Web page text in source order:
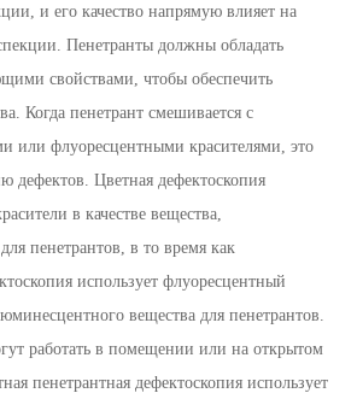
и его качество напрямую влияет на
Пенетранты должны обладать
свойствами, чтобы обеспечить
Когда пенетрант смешивается с
или флуоресцентными красителями, это
дефектов. Цветная дефектоскопия
в качестве вещества,
пенетрантов, в то время как
использует флуоресцентный
вещества для пенетрантов.
работать в помещении или на открытом
пенетрантная дефектоскопия использует